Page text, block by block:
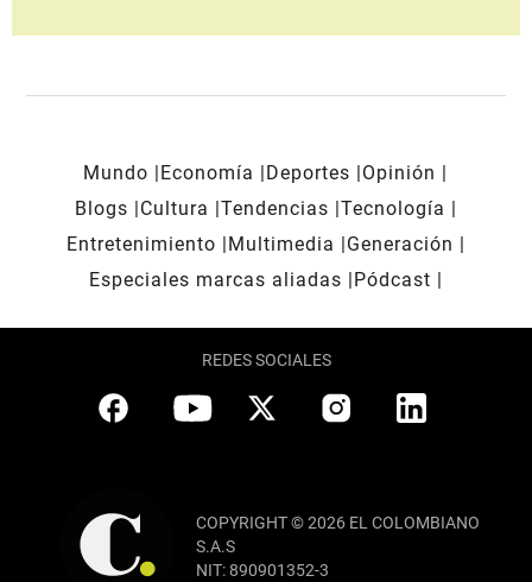
Mundo Economía Deportes
Opinión
Blogs
Cultura Tendencias Tecnología
Entretenimiento
Multimedia
Generación
Especiales marcas aliadas
Pódcast
REDES SOCIALES
COPYRIGHT © 2026 EL COLOMBIANO
S.A.S
NIT: 890901352-3